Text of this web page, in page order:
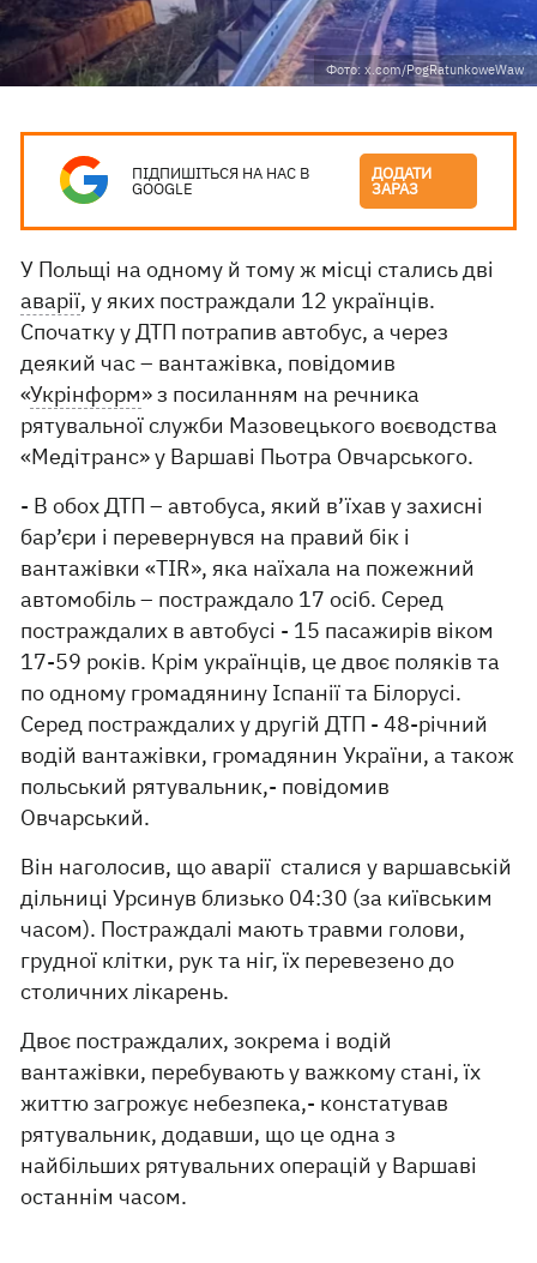
Фото: x.com/PogRatunkoweWaw
ПІДПИШІТЬСЯ НА НАС В
GOOGLE
ДОДАТИ
ЗАРАЗ
У Польщі на одному й тому ж місці стались дві
аварії, у яких постраждали 12 українців.
Спочатку у ДТП потрапив автобус, а через
деякий час – вантажівка, повідомив
«Укрінформ» з посиланням на речника
рятувальної служби Мазовецького воєводства
«Медітранс» у Варшаві Пьотра Овчарського.
- В обох ДТП – автобуса, який в’їхав у захисні
бар’єри і перевернувся на правий бік і
вантажівки «TIR», яка наїхала на пожежний
автомобіль – постраждало 17 осіб. Серед
постраждалих в автобусі - 15 пасажирів віком
17-59 років. Крім українців, це двоє поляків та
по одному громадянину Іспанії та Білорусі.
Серед постраждалих у другій ДТП - 48-річний
водій вантажівки, громадянин України, а також
польський рятувальник,- повідомив
Овчарський.
Він наголосив, що аварії сталися у варшавській
дільниці Урсинув близько 04:30 (за київським
часом). Постраждалі мають травми голови,
грудної клітки, рук та ніг, їх перевезено до
столичних лікарень.
Двоє постраждалих, зокрема і водій
вантажівки, перебувають у важкому стані, їх
життю загрожує небезпека,- констатував
рятувальник, додавши, що це одна з
найбільших рятувальних операцій у Варшаві
останнім часом.